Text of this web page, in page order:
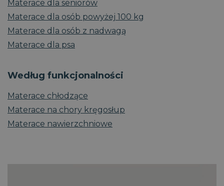
Materace dla seniorów
Materace dla osób powyżej 100 kg
Materace dla osób z nadwagą
Materace dla psa
Według funkcjonalności
Materace chłodzące
Materace na chory kręgosłup
Materace nawierzchniowe